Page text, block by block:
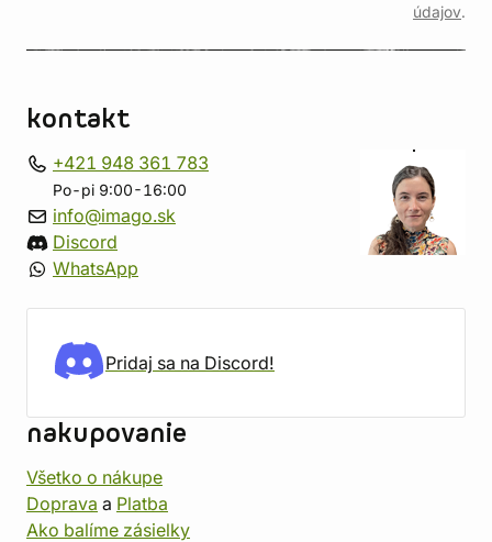
údajov.
kontakt
+421 948 361 783
Po-pi 9:00-16:00
info@imago.sk
Discord
WhatsApp
Pridaj sa na Discord!
nakupovanie
Všetko o nákupe
Doprava a Platba
Ako balíme zásielky